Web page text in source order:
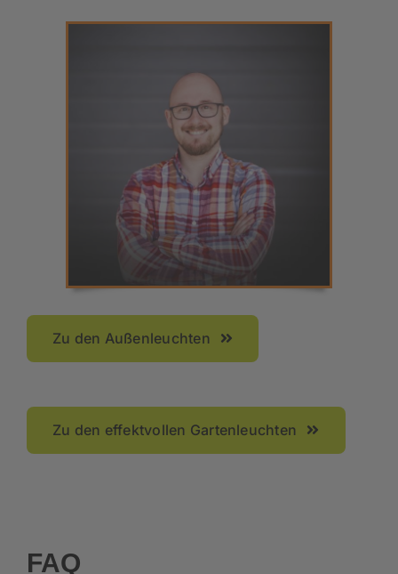
Zu den Außenleuchten
Zu den effektvollen Gartenleuchten
FAQ